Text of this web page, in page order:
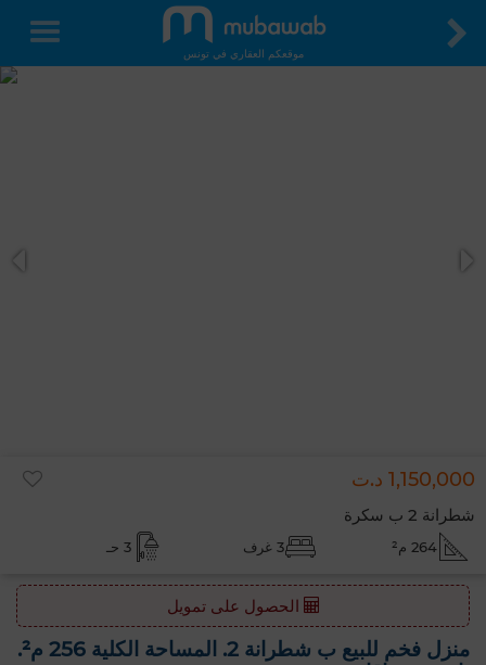
موقعكم العقاري في تونس
1,150,000 د.ت
شطرانة 2 ب سكرة
264 م² 3 غرف 3 حـ
الحصول على تمويل
منزل فخم للبيع ب شطرانة 2. المساحة الكلية 256 م².